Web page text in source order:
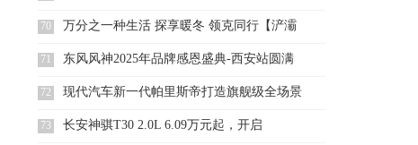
70
万分之一种生活 探享暖冬 领克同行【浐灞
领克中
71
东风风神2025年品牌感恩盛典-西安站圆满
72
现代汽车新一代帕里斯帝打造旗舰级全场景
家庭出行
73 长安神骐T30 2.0L 6.09万元起，开启